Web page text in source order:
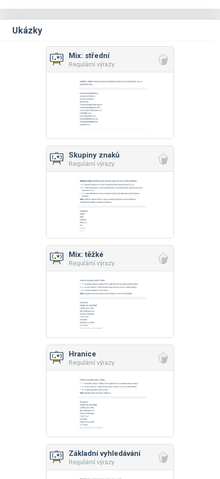
Ukázky
Mix: střední
Regulární výrazy
Skupiny znaků
Regulární výrazy
Mix: těžké
Regulární výrazy
Hranice
Regulární výrazy
Základní vyhledávání
Regulární výrazy